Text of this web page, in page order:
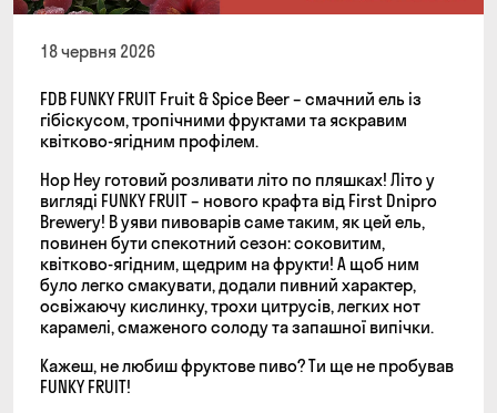
18 червня 2026
FDB FUNKY FRUIT Fruit & Spice Beer – смачний ель із
гібіскусом, тропічними фруктами та яскравим
квітково-ягідним профілем.
Нор Hey готовий розливати літо по пляшках! Літо у
вигляді FUNKY FRUIT – нового крафта від First Dnipro
Brewery! В уяви пивоварів саме таким, як цей ель,
повинен бути спекотний сезон: соковитим,
квітково-ягідним, щедрим на фрукти! А щоб ним
було легко смакувати, додали пивний характер,
освіжаючу кислинку, трохи цитрусів, легких нот
карамелі, смаженого солоду та запашної випічки.
Кажеш, не любиш фруктове пиво? Ти ще не пробував
FUNKY FRUIT!